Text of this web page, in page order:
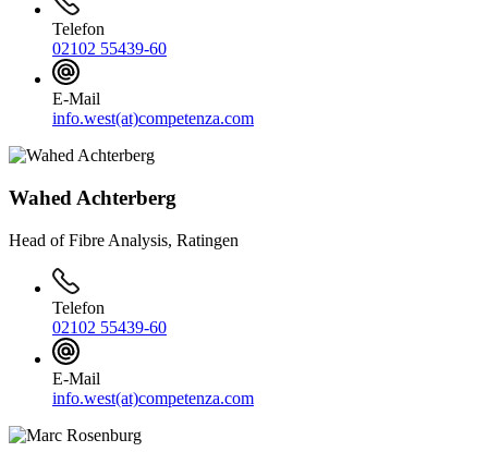
Telefon
02102 55439-60
E-Mail
info.west(at)competenza.com
Wahed Achterberg
Head of Fibre Analysis, Ratingen
Telefon
02102 55439-60
E-Mail
info.west(at)competenza.com